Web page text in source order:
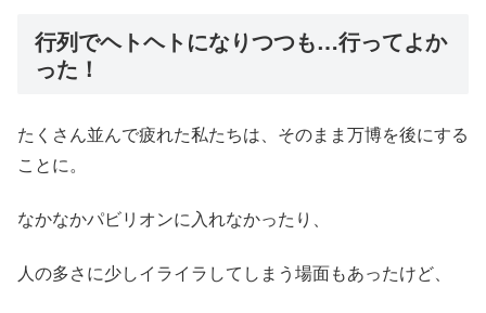
行列でヘトヘトになりつつも…行ってよか
った！
たくさん並んで疲れた私たちは、そのまま万博を後にする
ことに。
なかなかパビリオンに入れなかったり、
人の多さに少しイライラしてしまう場面もあったけど、